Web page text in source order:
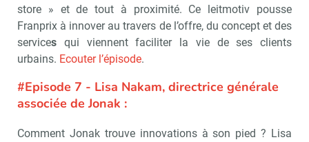
store » et de tout à proximité. Ce leitmotiv pousse
Franprix à innover au travers de l’offre, du concept et des
services qui viennent faciliter la vie de ses clients
urbains. Ecouter l’épisode.
#Episode 7 - Lisa Nakam, directrice générale
associée de Jonak :
Comment Jonak trouve innovations à son pied ? Lisa